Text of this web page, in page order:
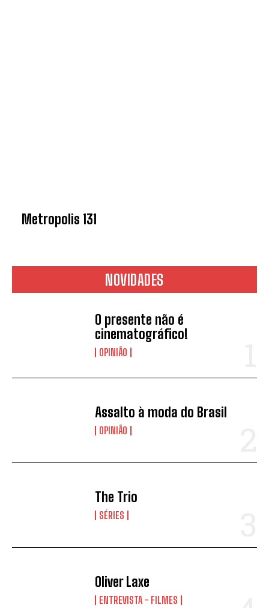
Vais receber informação sobre futuros
passatempos.
Metropolis 131
NOVIDADES
O presente não é
cinematográfico!
OPINIÃO
Assalto à moda do Brasil
OPINIÃO
The Trio
SÉRIES
Oliver Laxe
ENTREVISTA - FILMES